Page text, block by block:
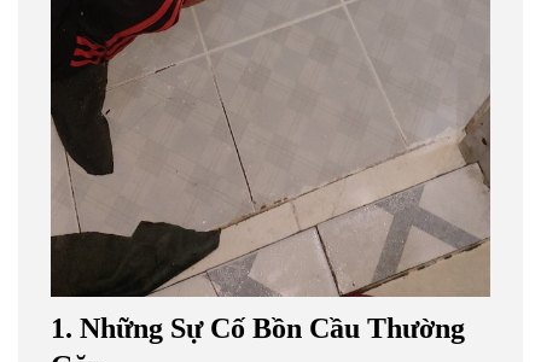
1. Những Sự Cố Bồn Cầu Thường